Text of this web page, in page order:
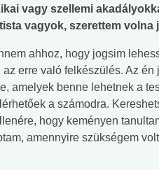
vagy szellemi
vagyok, szerettem volna
ahhoz, hogy jogsim
erre való felkészülés. Az
amelyek benne lehetnek a
a számodra.
hogy keményen
amennyire szükségem